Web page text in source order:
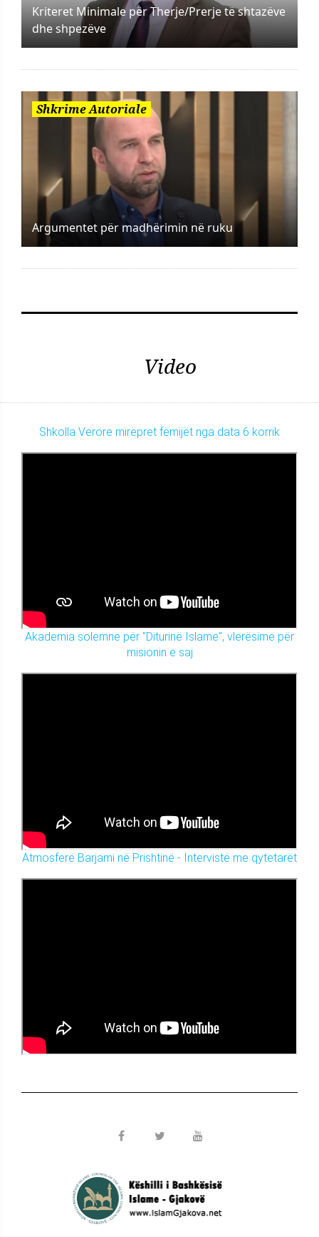
Kriteret Minimale për Therje/Prerje të shtazëve
dhe shpezëve
Shkrime Autoriale
Argumentet për madhërimin në ruku
Video
Shkolla Verore mirëpret fëmijët nga data 6 korrik
Akademia solemne për "Diturinë Islame", vlerësime për
misionin e saj
Atmosferë Barjami në Prishtinë - Intervistë me qytetarët